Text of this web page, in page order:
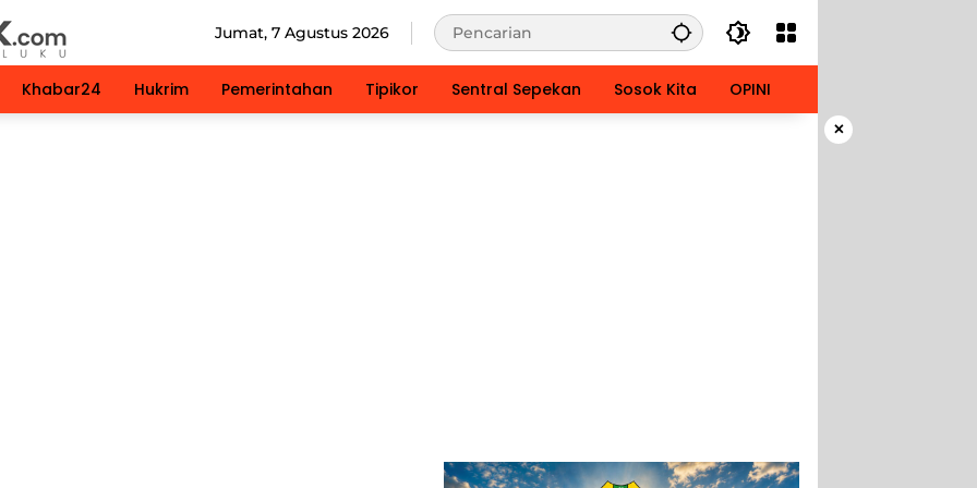
Jumat, 7 Agustus 2026
Khabar24 Hukrim Pemerintahan Tipikor Sentral Sepekan Sosok Kita OPINI
×